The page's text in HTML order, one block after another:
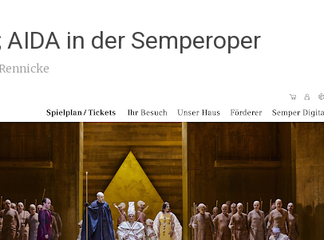
AIDA in der Semperoper